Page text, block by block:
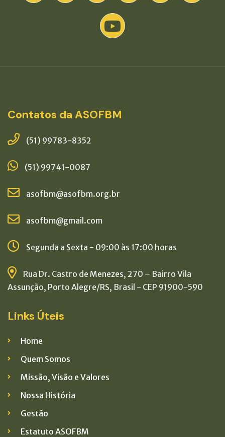
Contatos da ASOFBM
(51) 99783-8352
(51) 99741-0087
asofbm@asofbm.org.br
asofbm@gmail.com
Segunda a Sexta - 09:00 às 17:00 horas
Rua Dr. Castro de Menezes, 270 – Bairro Vila
Assunção, Porto Alegre/RS, Brasil - CEP 91900-590
Links Úteis
Home
Quem Somos
Missão, Visão e Valores
Nossa História
Gestão
Estatuto ASOFBM